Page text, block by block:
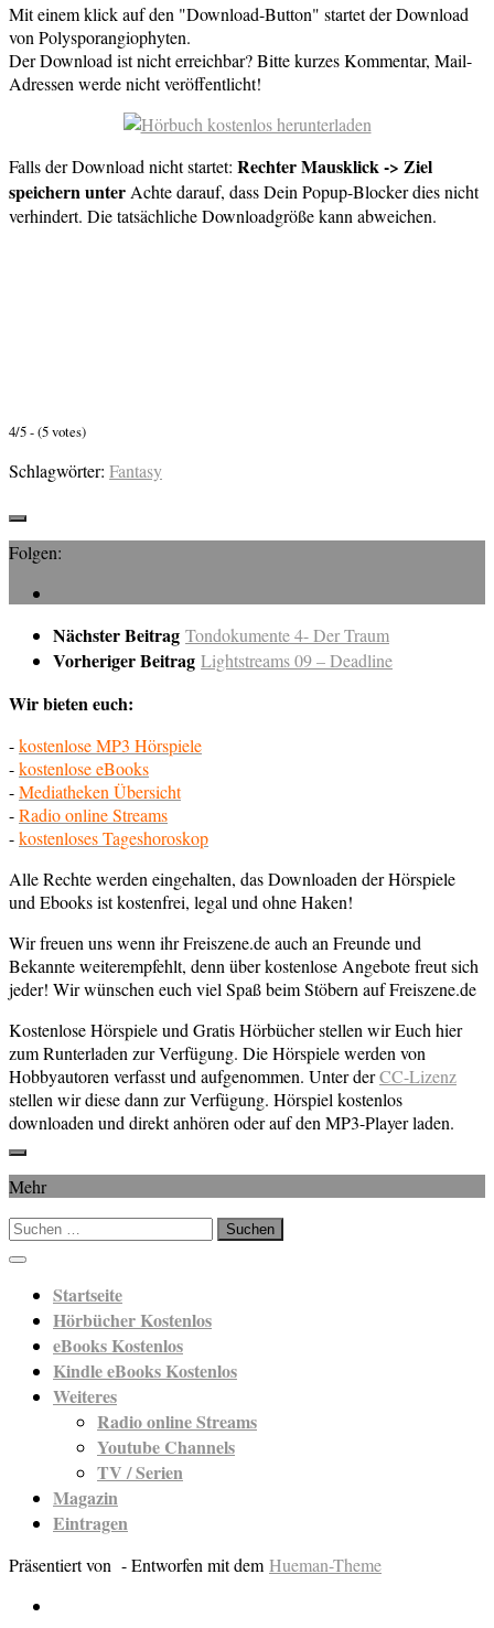
Mit einem klick auf den "Download-Button" startet der Download
von Polysporangiophyten.
Der Download ist nicht erreichbar? Bitte kurzes Kommentar, Mail-
Adressen werde nicht veröffentlicht!
Falls der Download nicht startet: Rechter Mausklick -> Ziel
speichern unter Achte darauf, dass Dein Popup-Blocker dies nicht
verhindert. Die tatsächliche Downloadgröße kann abweichen.
4/5 - (5 votes)
Schlagwörter: Fantasy
Folgen:
Nächster Beitrag Tondokumente 4- Der Traum
Vorheriger Beitrag Lightstreams 09 – Deadline
Wir bieten euch:
-kostenlose MP3 Hörspiele
-kostenlose eBooks
-Mediatheken Übersicht
-Radio online Streams
-kostenloses Tageshoroskop
Alle Rechte werden eingehalten, das Downloaden der Hörspiele
und Ebooks ist kostenfrei, legal und ohne Haken!
Wir freuen uns wenn ihr Freiszene.de auch an Freunde und
Bekannte weiterempfehlt, denn über kostenlose Angebote freut sich
jeder! Wir wünschen euch viel Spaß beim Stöbern auf Freiszene.de
Kostenlose Hörspiele und Gratis Hörbücher stellen wir Euch hier
zum Runterladen zur Verfügung. Die Hörspiele werden von
Hobbyautoren verfasst und aufgenommen. Unter derCC-Lizenz
stellen wir diese dann zur Verfügung. Hörspiel kostenlos
downloaden und direkt anhören oder auf den MP3-Player laden.
Mehr
Suchen
nach:
Startseite
Hörbücher Kostenlos
eBooks Kostenlos
Kindle eBooks Kostenlos
Weiteres
Radio online Streams
Youtube Channels
TV / Serien
Magazin
Eintragen
Präsentiert von - Entworfen mit dem Hueman-Theme